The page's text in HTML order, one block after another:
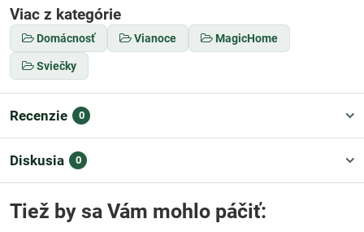
Viac z kategórie
Domácnosť Vianoce MagicHome
Sviečky
Recenzie 0
Diskusia 0
Tiež by sa Vám mohlo páčiť: